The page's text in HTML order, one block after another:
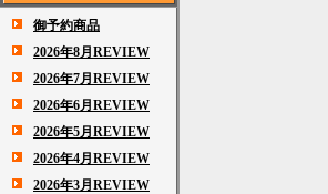
御予約商品
2026年8月REVIEW
2026年7月REVIEW
2026年6月REVIEW
2026年5月REVIEW
2026年4月REVIEW
2026年3月REVIEW